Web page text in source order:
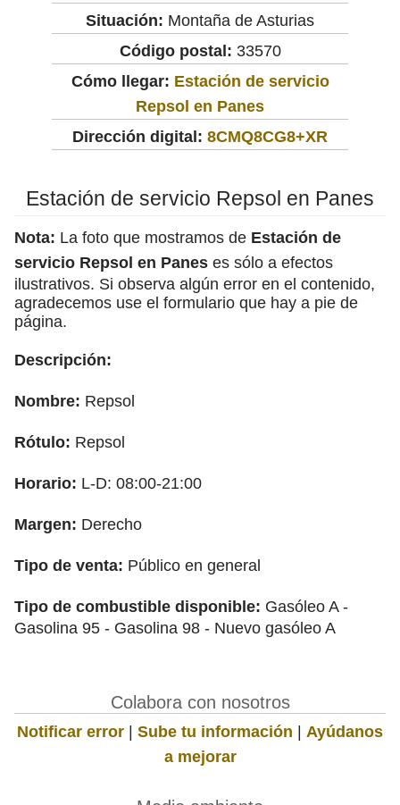
Situación: Montaña de Asturias
Código postal: 33570
Cómo llegar: Estación de servicio
Repsol en Panes
Dirección digital: 8CMQ8CG8+XR
Estación de servicio Repsol en Panes
Nota: La foto que mostramos de Estación de
servicio Repsol en Panes es sólo a efectos
ilustrativos. Si observa algún error en el contenido,
agradecemos use el formulario que hay a pie de
página.
Descripción:
Nombre: Repsol
Rótulo: Repsol
Horario: L-D: 08:00-21:00
Margen: Derecho
Tipo de venta: Público en general
Tipo de combustible disponible: Gasóleo A -
Gasolina 95 - Gasolina 98 - Nuevo gasóleo A
Colabora con nosotros
Notificar error | Sube tu información | Ayúdanos
a mejorar